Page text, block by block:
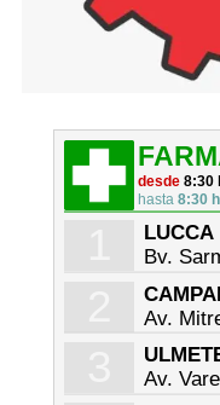
desde8:30
hasta8:30
LUCCA
Bv.
Av.
Av.